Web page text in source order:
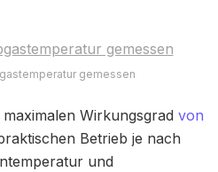
gemessen
Wirkungsgrad von
Betrieb je nach
und